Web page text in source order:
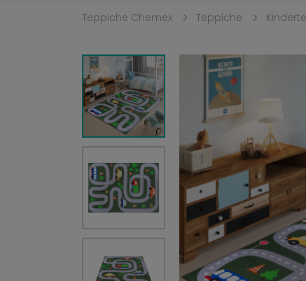
Teppiche Chemex Teppiche